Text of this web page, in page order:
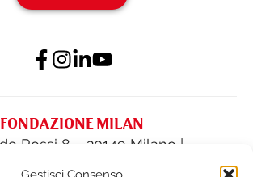
FONDAZIONE MILAN
Rossi 8 – 20149 Milano |